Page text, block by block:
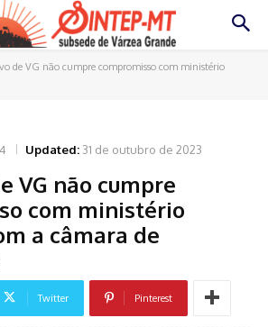
de VG não cumpre compromisso com ministério
Updated: 31 de outubro de 2023
VG não cumpre
com ministério
a câmara de
Twitter Pinterest